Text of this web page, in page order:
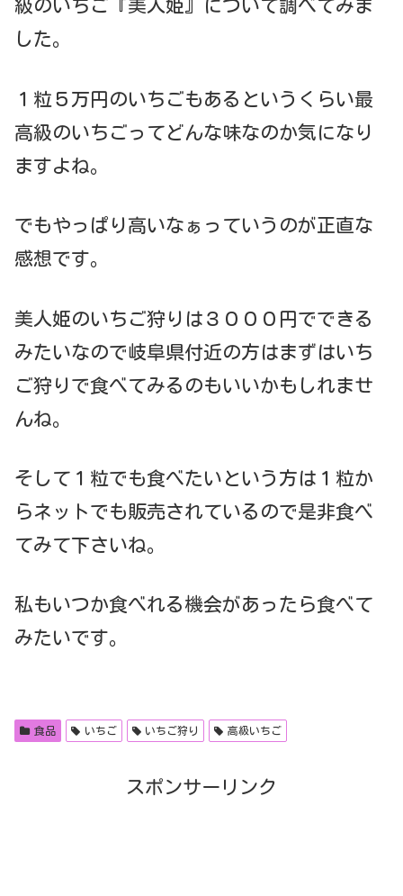
級のいちご『美人姫』について調べてみま
した。
１粒５万円のいちごもあるというくらい最
高級のいちごってどんな味なのか気になり
ますよね。
でもやっぱり高いなぁっていうのが正直な
感想です。
美人姫のいちご狩りは３０００円でできる
みたいなので岐阜県付近の方はまずはいち
ご狩りで食べてみるのもいいかもしれませ
んね。
そして１粒でも食べたいという方は１粒か
らネットでも販売されているので是非食べ
てみて下さいね。
私もいつか食べれる機会があったら食べて
みたいです。
食品 いちご いちご狩り 高級いちご
スポンサーリンク